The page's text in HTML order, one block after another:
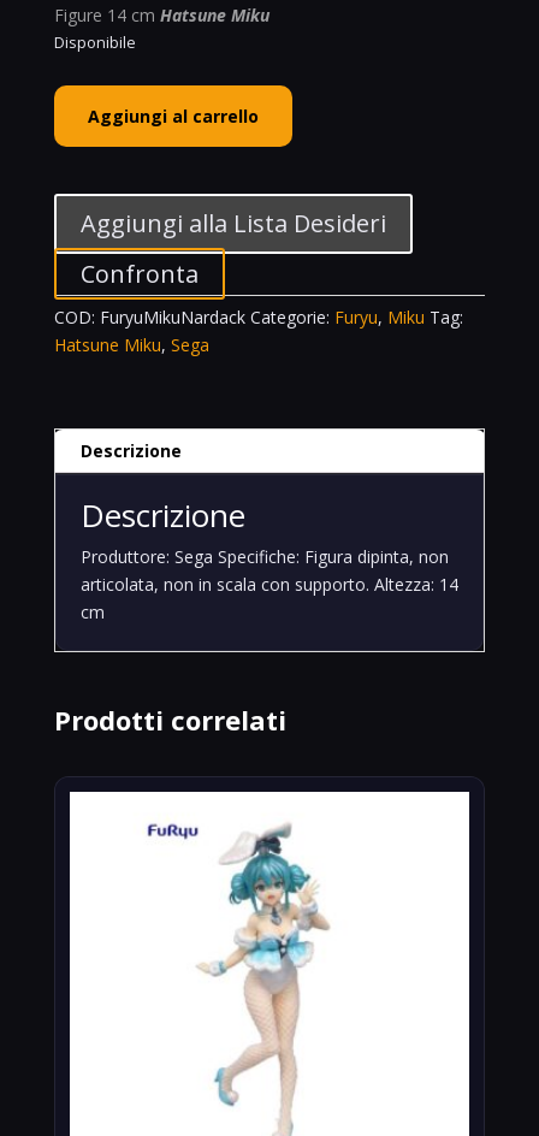
Figure 14 cm Hatsune Miku
Disponibile
Furyu
Hatsune
Miku
Stopper
Vocaloid
quantità
Aggiungi al carrello
Aggiungi alla Lista Desideri
Confronta
COD: FuryuMikuNardack Categorie: Furyu, Miku Tag:
Hatsune Miku, Sega
Descrizione
Descrizione
Produttore: Sega Specifiche: Figura dipinta, non
articolata, non in scala con supporto. Altezza: 14
cm
Prodotti correlati